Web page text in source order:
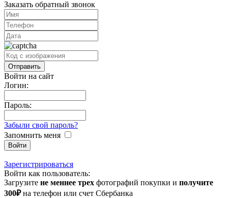
Заказать обратный звонок
Войти на сайт
Логин:
Пароль:
Забыли свой пароль?
Запомнить меня
Зарегистрироваться
Войти как пользователь:
Загрузите не меннее трех фотографий покупки и получите
300₽на телефон или счет Сбербанка